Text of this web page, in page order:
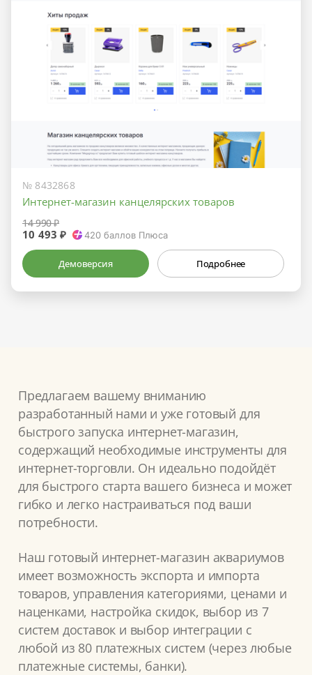
№ 8432868
Интернет-магазин канцелярских товаров
14 990 ₽
10 493 ₽ 420баллов Плюса
Демоверсия Подробнее
Предлагаем вашему вниманию
разработанный нами и уже готовый для
быстрого запуска интернет-магазин,
содержащий необходимые инструменты для
интернет-торговли. Он идеально подойдёт
для быстрого старта вашего бизнеса и может
гибко и легко настраиваться под ваши
потребности.
Наш готовый интернет-магазин аквариумов
имеет возможность экспорта и импорта
товаров, управления категориями, ценами и
наценками, настройка скидок, выбор из 7
систем доставок и выбор интеграции с
любой из 80 платежных систем (через любые
платежные системы, банки).